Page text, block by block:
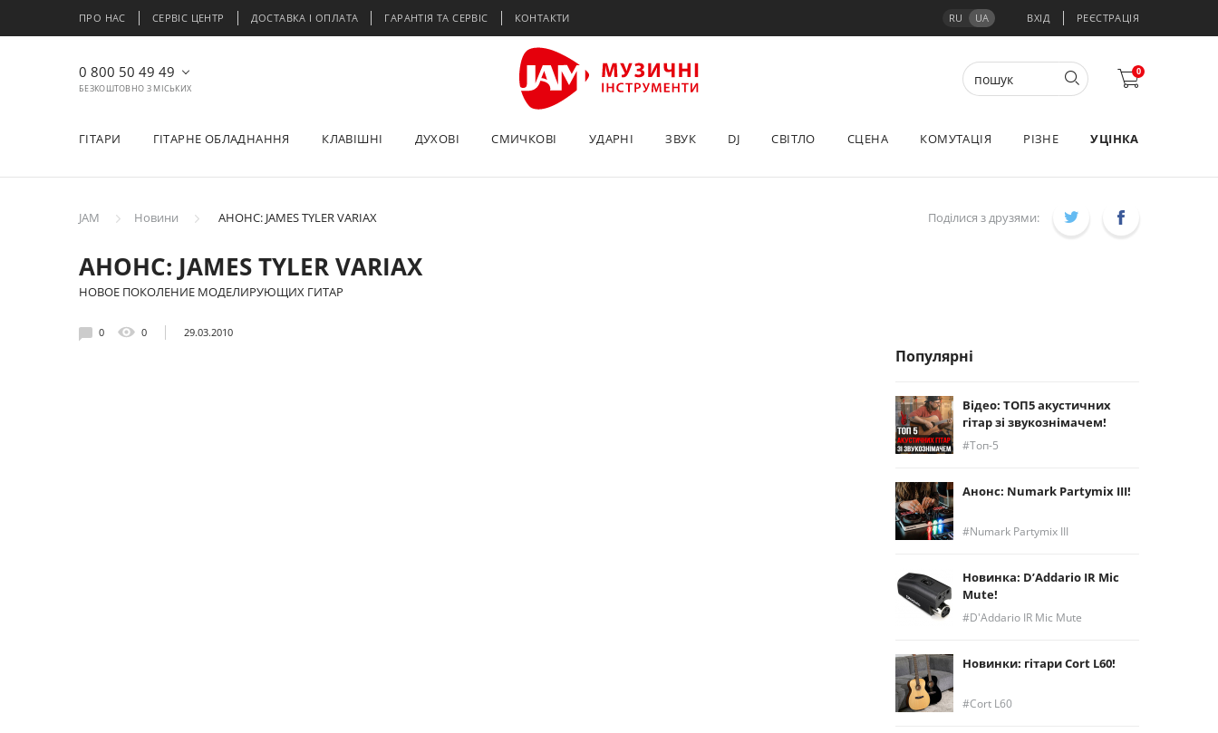
ПРО НАС СЕРВІС ЦЕНТР ДОСТАВКА І ОПЛАТА ГАРАНТІЯ ТА СЕРВІС КОНТАКТИ RU UA ВХІД РЕЄСТРАЦІЯ
0 800 50 49 49
БЕЗКОШТОВНО З МІСЬКИХ
0
ГІТАРИ ГІТАРНЕ ОБЛАДНАННЯ КЛАВІШНІ ДУХОВІ СМИЧКОВІ УДАРНІ ЗВУК DJ СВІТЛО СЦЕНА КОМУТАЦІЯ РІЗНЕ УЦІНКА
JAM Новини АНОНС: JAMES TYLER VARIAX
АНОНС: JAMES TYLER VARIAX
НОВОЕ ПОКОЛЕНИЕ МОДЕЛИРУЮЩИХ ГИТАР
0 0 29.03.2010
Поділися з друзями:
Популярні
Відео: ТОП5 акустичних
гітар зі звукознімачем!
Топ-5
Анонс: Numark Partymix III!
Numark Partymix III
Новинка: D’Addario IR Mic
Mute!
D'Addario IR Mic Mute
Новинки: гітари Cort L60!
Cort L60